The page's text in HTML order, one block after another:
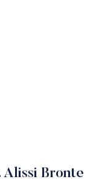
Alissi Bronte